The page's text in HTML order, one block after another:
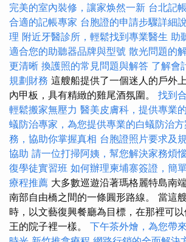
完美的室內裝修，讓家焕然一新 台北記
合適的記帳專家 台胞證的申請步驟詳細
理 附近牙醫診所，輕鬆找到專業醫生 助
適合您的助聽器品牌與型號 散光問題的
更清晰 換護照的常見問題與解答 了解會
規劃財務 這艘船提供了一個迷人的戶外
內甲板，具有精緻的雞尾酒氛圍。 找到
輕鬆搬家無壓力 醫美皮膚科，提供專業
蟻防治專家，為您提供專業的白蟻防治方
務，協助你掌握真相 台胞證照片要求及
協助 請一位打掃阿姨，幫您解決家務煩惱
復學徒實習班 如何辦理柬埔寨簽證，簡
療程推薦 大多數巡遊沿著瑪格麗特島南
南部自由橋之間的一條圓形路線。 當這
時，以文藝復興餐廳為目標，在那裡可
王的院子裡一樣。 下午茶外燴，為您帶